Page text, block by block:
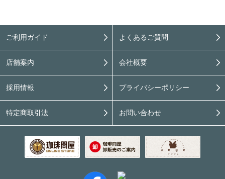
ご利用ガイド よくあるご質問
店舗案内 会社概要
採用情報 プライバシーポリシー
特定商取引法 お問い合わせ